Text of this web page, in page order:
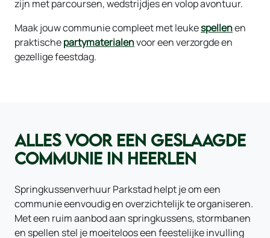
zijn met parcoursen, wedstrijdjes en volop avontuur.
Maak jouw communie compleet met leukespellenen
praktischepartymaterialenvoor een verzorgde en
gezellige feestdag.
ALLES VOOR EEN GESLAAGDE
COMMUNIE IN HEERLEN
Springkussenverhuur Parkstad helpt je om een
communie eenvoudig en overzichtelijk te organiseren.
Met een ruim aanbod aan springkussens, stormbanen
en spellen stel je moeiteloos een feestelijke invulling